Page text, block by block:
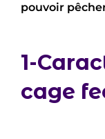
pouvoir
1-
cage